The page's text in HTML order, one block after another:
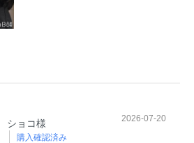
ショコ様
購入確認済み
2026-07-20